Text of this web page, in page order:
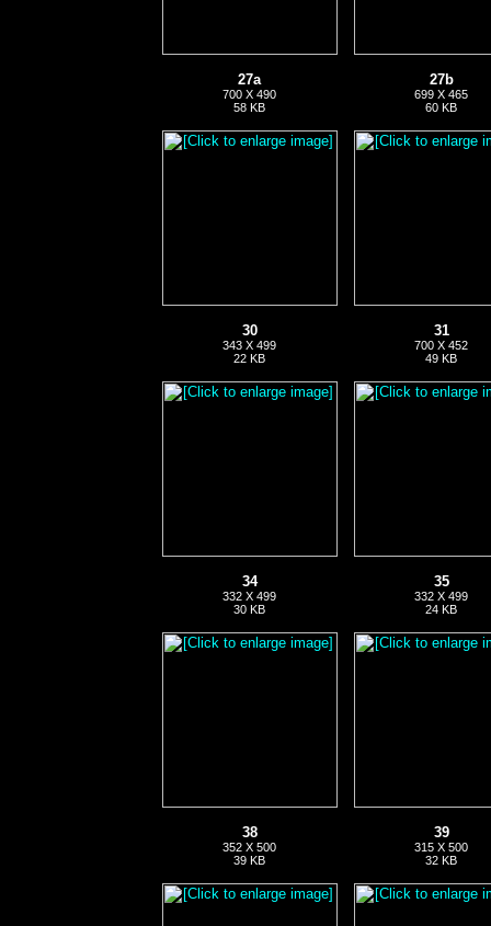
27a
700 X 490
58 KB
27b
699 X 465
60 KB
30
343 X 499
22 KB
31
700 X 452
49 KB
34
332 X 499
30 KB
35
332 X 499
24 KB
38
352 X 500
39 KB
39
315 X 500
32 KB